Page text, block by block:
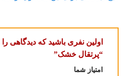
اولین نفری باشید که دیدگاهی
“پرتقال خشک”
امتیاز شما